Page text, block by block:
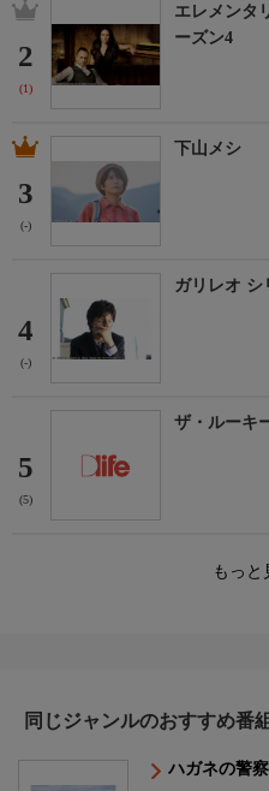
2
(1)
エレメンタ
ーズン4
3
(-)
下山メシ
4
(-)
ガリレオ シ
5
(5)
ザ・ルーキ
もっ
同じジャンルのおすすめ番組
ハガネの警